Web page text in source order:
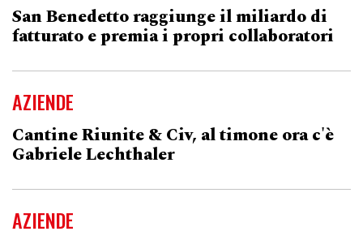
San Benedetto raggiunge il miliardo di
fatturato e premia i propri collaboratori
AZIENDE
Cantine Riunite & Civ, al timone ora c'è
Gabriele Lechthaler
AZIENDE